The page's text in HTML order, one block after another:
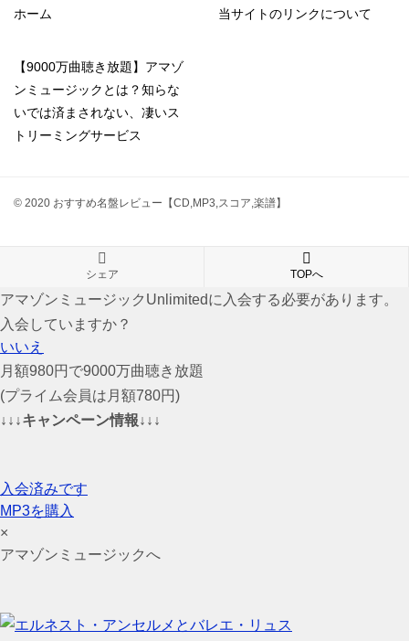
ホーム 当サイトのリンクについて
【9000万曲聴き放題】アマゾ
ンミュージックとは？知らな
いでは済まされない、凄いス
トリーミングサービス
© 2020 おすすめ名盤レビュー【CD,MP3,スコア,楽譜】
シェア TOPへ
アマゾンミュージックUnlimitedに入会する必要があります。
入会していますか？
いいえ
月額980円で9000万曲聴き放題
(プライム会員は月額780円)
↓↓↓キャンペーン情報↓↓↓
入会済みです
MP3を購入
×
アマゾンミュージックへ